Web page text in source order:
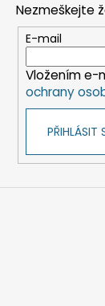
Nezmeškejte
E-mail
Vložením e-
ochrany
PŘIHLÁSIT